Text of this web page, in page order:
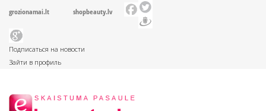
grozionamai.lt shopbeauty.lv
Подписаться на новости
Зайти в профиль